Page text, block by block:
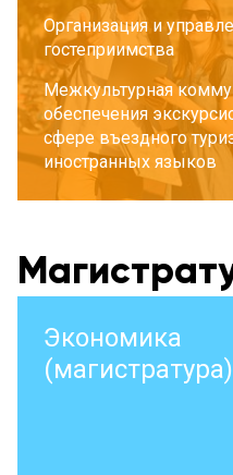
Организация и
гостеприимства
Межкультурная
обеспечения
сфере въездного
иностранных языков
Экономика
(магистратура)